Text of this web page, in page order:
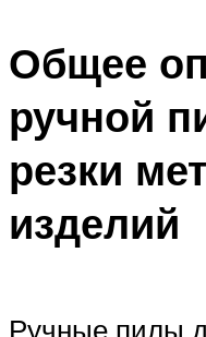
Общее
ручной
резки
изделий
Ручные пилы